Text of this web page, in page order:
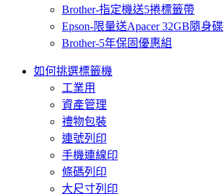
Brother-指定機送5捲標籤帶
Epson-限量送Apacer 32GB隨身碟
Brother-5年保固優惠組
如何挑選標籤機
工業用
資產管理
禮物包裝
連號列印
手機連線印
條碼列印
大尺寸列印